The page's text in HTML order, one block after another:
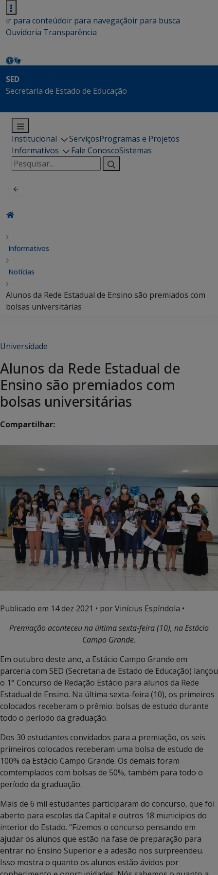
ir para conteúdoir para navegaçãoir para busca
Ouvidoria Transparência
SED
Secretaria de Estado de Educação
Institucional ServiçosProgramas e Projetos
Informativos
Fale ConoscoSistemas
Pesquisar
por:
Informativos
Notícias
Alunos da Rede Estadual de Ensino são premiados com
bolsas universitárias
Universidade
Alunos da Rede Estadual de
Ensino são premiados com
bolsas universitárias
Compartilhar:
Publicado em 14 dez 2021 • por Vinícius Espíndola •
Premiação aconteceu na última sexta-feira (10), na Estácio
Campo Grande.
Em outubro deste ano, a Estácio Campo Grande em
parceria com SED (Secretaria de Estado de Educação) lançou
o 1° Concurso de Redação Estácio para alunos da Rede
Estadual de Ensino. Na última sexta-feira (10), os primeiros
colocados receberam o prêmio: bolsas de estudo durante
todo o período da graduação.
Dos 30 estudantes convidados para a premiação, os seis
primeiros colocados receberam uma bolsa de estudo de
100% da Estácio Campo Grande. Os demais foram
comtemplados com bolsas de 50%, também para todo o
período da graduação.
Mais de 6 mil estudantes participaram do concurso, que foi
aberto para escolas da Capital e outros 18 municípios do
interior do Estado. “Fizemos o concurso pensando em
ajudar os alunos que estão na fase de preparação para
entrar no Ensino Superior e a adesão nos surpreendeu.
Isso mostra o quanto os alunos estão ávidos por